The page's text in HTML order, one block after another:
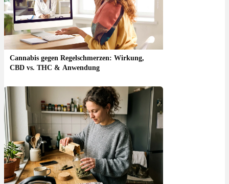
Cannabis gegen Regelschmerzen: Wirkung,
CBD vs. THC & Anwendung